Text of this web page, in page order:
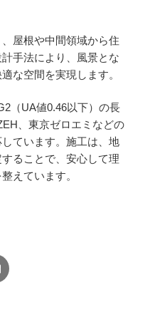
屋根や中間領域から住
手法により、風景とな
な空間を実現します。
（UA値0.46以下）の長
、東京ゼロエミなどの
ています。施工は、地
ることで、安心して理
えています。